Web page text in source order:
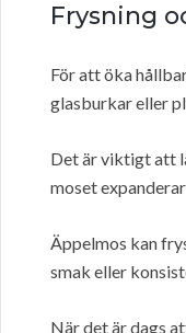
Frysning
För att öka
glasburkar eller
Det är viktigt att
moset
Äppelmos kan
smak eller
När det är dags